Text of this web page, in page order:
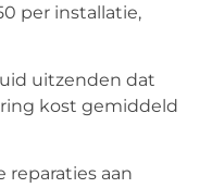
per installatie,
uitzenden dat
kost gemiddeld
aan